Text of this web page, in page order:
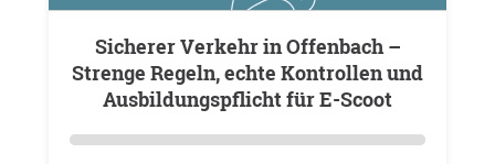
Strenge Regeln, echte Kontrollen und
Ausbildungspflicht für E-Scoot